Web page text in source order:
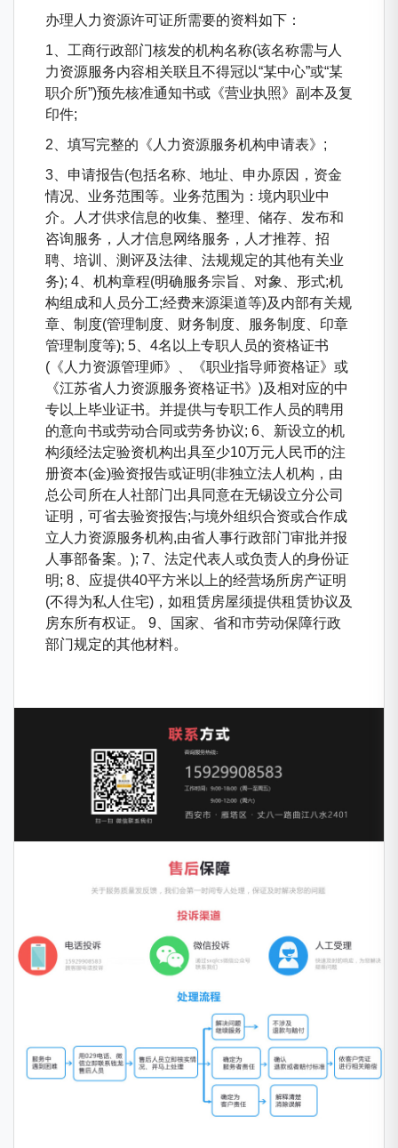
办理人力资源许可证所需要的资料如下：
1、工商行政部门核发的机构名称(该名称需与人
力资源服务内容相关联且不得冠以“某中心”或“某
职介所”)预先核准通知书或《营业执照》副本及复
印件;
2、填写完整的《人力资源服务机构申请表》;
3、申请报告(包括名称、地址、申办原因，资金
情况、业务范围等。业务范围为：境内职业中
介。人才供求信息的收集、整理、储存、发布和
咨询服务，人才信息网络服务，人才推荐、招
聘、培训、测评及法律、法规规定的其他有关业
务); 4、机构章程(明确服务宗旨、对象、形式;机
构组成和人员分工;经费来源渠道等)及内部有关规
章、制度(管理制度、财务制度、服务制度、印章
管理制度等); 5、4名以上专职人员的资格证书
(《人力资源管理师》、《职业指导师资格证》或
《江苏省人力资源服务资格证书》)及相对应的中
专以上毕业证书。并提供与专职工作人员的聘用
的意向书或劳动合同或劳务协议; 6、新设立的机
构须经法定验资机构出具至少10万元人民币的注
册资本(金)验资报告或证明(非独立法人机构，由
总公司所在人社部门出具同意在无锡设立分公司
证明，可省去验资报告;与境外组织合资或合作成
立人力资源服务机构,由省人事行政部门审批并报
人事部备案。); 7、法定代表人或负责人的身份证
明; 8、应提供40平方米以上的经营场所房产证明
(不得为私人住宅)，如租赁房屋须提供租赁协议及
房东所有权证。 9、国家、省和市劳动保障行政
部门规定的其他材料。